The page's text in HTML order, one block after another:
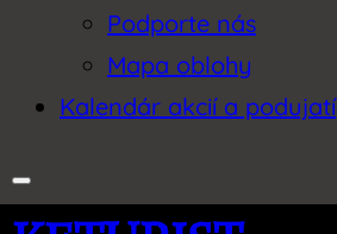
Podporte nás
Mapa oblohy
Kalendár akcií a podujatí